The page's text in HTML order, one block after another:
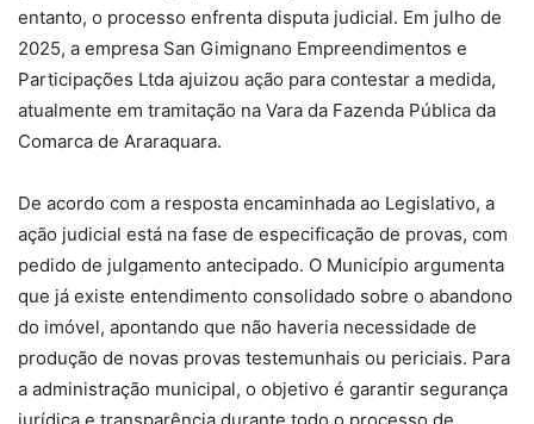
entanto, o processo enfrenta disputa judicial. Em julho de
2025, a empresa San Gimignano Empreendimentos e
Participações Ltda ajuizou ação para contestar a medida,
atualmente em tramitação na Vara da Fazenda Pública da
Comarca de Araraquara.
De acordo com a resposta encaminhada ao Legislativo, a
ação judicial está na fase de especificação de provas, com
pedido de julgamento antecipado. O Município argumenta
que já existe entendimento consolidado sobre o abandono
do imóvel, apontando que não haveria necessidade de
produção de novas provas testemunhais ou periciais. Para
a administração municipal, o objetivo é garantir segurança